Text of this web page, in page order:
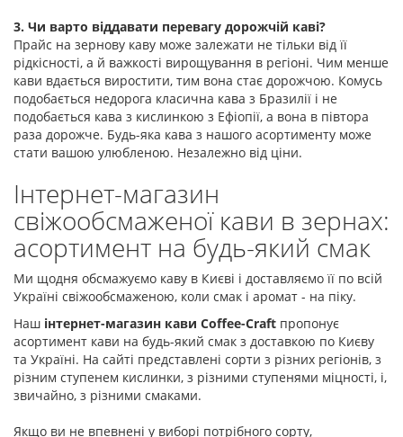
3. Чи варто віддавати перевагу дорожчій каві?
Прайс на зернову каву може залежати не тільки від її
рідкісності, а й важкості вирощування в регіоні. Чим менше
кави вдається виростити, тим вона стає дорожчою. Комусь
подобається недорога класична кава з Бразилії і не
подобається кава з кислинкою з Ефіопії, а вона в півтора
раза дорожче. Будь-яка кава з нашого асортименту може
стати вашою улюбленою. Незалежно від ціни.
Інтернет-магазин
свіжообсмаженої кави в зернах:
асортимент на будь-який смак
Ми щодня обсмажуємо каву в Києві і доставляємо її по всій
Україні свіжообсмаженою, коли смак і аромат - на піку.
Наш інтернет-магазин кави Coffee-Craft пропонує
асортимент кави на будь-який смак з доставкою по Києву
та Україні. На сайті представлені сорти з різних регіонів, з
різним ступенем кислинки, з різними ступенями міцності, і,
звичайно, з різними смаками.
Якщо ви не впевнені у виборі потрібного сорту,